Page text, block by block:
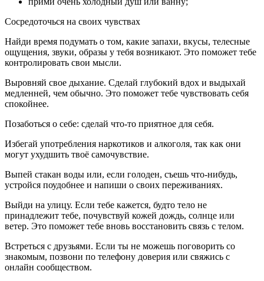
Сосредоточься на своих чувствах
Найди время подумать о том, какие запахи, вкусы, телесные
ощущения, звуки, образы у тебя возникают. Это поможет тебе
контролировать свои мысли.
Выровняй свое дыхание. Сделай глубокий вдох и выдыхай
медленней, чем обычно. Это поможет тебе чувствовать себя
спокойнее.
Позаботься о себе: сделай что-то приятное для себя.
Избегай употребления наркотиков и алкоголя, так как они
могут ухудшить твоё самочувствие.
Выпей стакан воды или, если голоден, съешь что-нибудь,
устройся поудобнее и напиши о своих переживаниях.
Выйди на улицу. Если тебе кажется, будто тело не
принадлежит тебе, почувствуй кожей дождь, солнце или
ветер. Это поможет тебе вновь восстановить связь с телом.
Встреться с друзьями. Если ты не можешь поговорить со
знакомым, позвони по телефону доверия или свяжись с
онлайн сообществом.